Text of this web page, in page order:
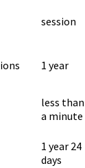
session
1 year
less than
a minute
1 year 24
days